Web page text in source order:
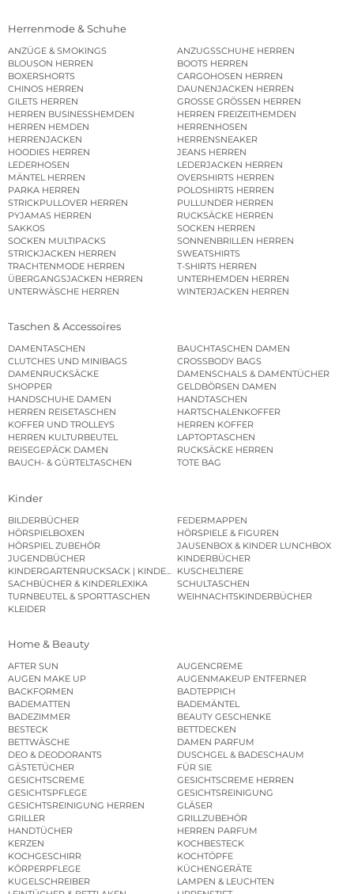
Herrenmode & Schuhe
ANZÜGE & SMOKINGS
ANZUGSSCHUHE HERREN
BLOUSON HERREN
BOOTS HERREN
BOXERSHORTS
CARGOHOSEN HERREN
CHINOS HERREN
DAUNENJACKEN HERREN
GILETS HERREN
GROSSE GRÖSSEN HERREN
HERREN BUSINESSHEMDEN
HERREN FREIZEITHEMDEN
HERREN HEMDEN
HERRENHOSEN
HERRENJACKEN
HERRENSNEAKER
HOODIES HERREN
JEANS HERREN
LEDERHOSEN
LEDERJACKEN HERREN
MÄNTEL HERREN
OVERSHIRTS HERREN
PARKA HERREN
POLOSHIRTS HERREN
STRICKPULLOVER HERREN
PULLUNDER HERREN
PYJAMAS HERREN
RUCKSÄCKE HERREN
SAKKOS
SOCKEN HERREN
SOCKEN MULTIPACKS
SONNENBRILLEN HERREN
STRICKJACKEN HERREN
SWEATSHIRTS
TRACHTENMODE HERREN
T-SHIRTS HERREN
ÜBERGANGSJACKEN HERREN
UNTERHEMDEN HERREN
UNTERWÄSCHE HERREN
WINTERJACKEN HERREN
Taschen & Accessoires
DAMENTASCHEN
BAUCHTASCHEN DAMEN
CLUTCHES UND MINIBAGS
CROSSBODY BAGS
DAMENRUCKSÄCKE
DAMENSCHALS & DAMENTÜCHER
SHOPPER
GELDBÖRSEN DAMEN
HANDSCHUHE DAMEN
HANDTASCHEN
HERREN REISETASCHEN
HARTSCHALENKOFFER
KOFFER UND TROLLEYS
HERREN KOFFER
HERREN KULTURBEUTEL
LAPTOPTASCHEN
REISEGEPÄCK DAMEN
RUCKSÄCKE HERREN
BAUCH- & GÜRTELTASCHEN
TOTE BAG
Kinder
BILDERBÜCHER
FEDERMAPPEN
HÖRSPIELBOXEN
HÖRSPIELE & FIGUREN
HÖRSPIEL ZUBEHÖR
JAUSENBOX & KINDER LUNCHBOX
JUGENDBÜCHER
KINDERBÜCHER
KINDERGARTENRUCKSACK | KINDERGARTENBEUTEL
KUSCHELTIERE
SACHBÜCHER & KINDERLEXIKA
SCHULTASCHEN
TURNBEUTEL & SPORTTASCHEN
WEIHNACHTSKINDERBÜCHER
KLEIDER
Home & Beauty
AFTER SUN
AUGENCREME
AUGEN MAKE UP
AUGENMAKEUP ENTFERNER
BACKFORMEN
BADTEPPICH
BADEMATTEN
BADEMÄNTEL
BADEZIMMER
BEAUTY GESCHENKE
BESTECK
BETTDECKEN
BETTWÄSCHE
DAMEN PARFUM
DEO & DEODORANTS
DUSCHGEL & BADESCHAUM
GÄSTETÜCHER
FÜR SIE
GESICHTSCREME
GESICHTSCREME HERREN
GESICHTSPFLEGE
GESICHTSREINIGUNG
GESICHTSREINIGUNG HERREN
GLÄSER
GRILLER
GRILLZUBEHÖR
HANDTÜCHER
HERREN PARFUM
KERZEN
KOCHBESTECK
KOCHGESCHIRR
KOCHTÖPFE
KÖRPERPFLEGE
KÜCHENGERÄTE
KUGELSCHREIBER
LAMPEN & LEUCHTEN